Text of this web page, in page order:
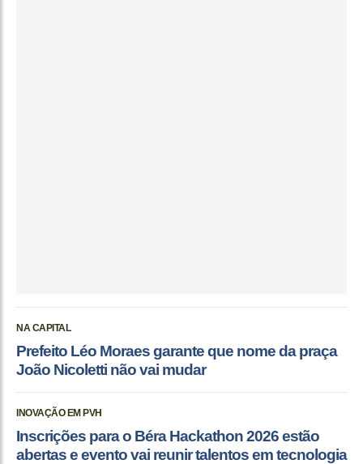
NA CAPITAL
Prefeito Léo Moraes garante que nome da praça
João Nicoletti não vai mudar
INOVAÇÃO EM PVH
Inscrições para o Béra Hackathon 2026 estão
abertas e evento vai reunir talentos em tecnologia